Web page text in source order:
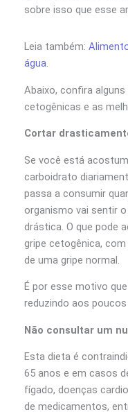
sobre isso que esse
Leia também:
água.
Abaixo, confira
cetogênicas e as
Cortar
Se você está
carboidrato
passa a consumir
organismo vai sentir
drástica. O que pode
gripe cetogênica,
de uma gripe normal.
É por esse motivo
reduzindo aos
Não consultar um
Esta dieta é
65 anos e em casos
fígado, doenças
de medicamentos,